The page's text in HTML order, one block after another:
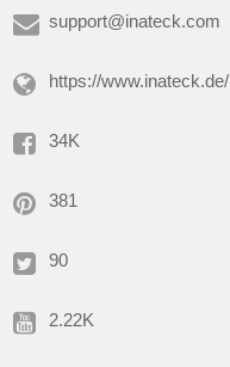
support@inateck.com
https://www.inateck.de/
34K
381
90
2.22K